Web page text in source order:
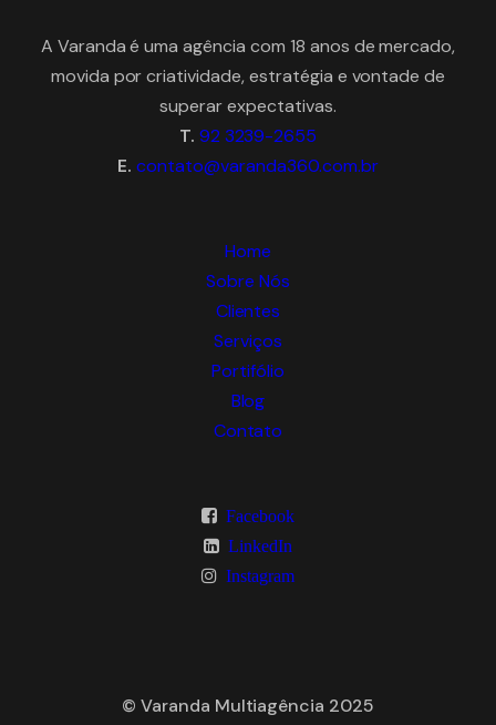
A Varanda é uma agência com 18 anos de mercado,
movida por criatividade, estratégia e vontade de
superar expectativas.
T. 92 3239-2655
E. contato@varanda360.com.br
Home
Sobre Nós
Clientes
Serviços
Portifólio
Blog
Contato
Facebook
LinkedIn
Instagram
© Varanda Multiagência 2025